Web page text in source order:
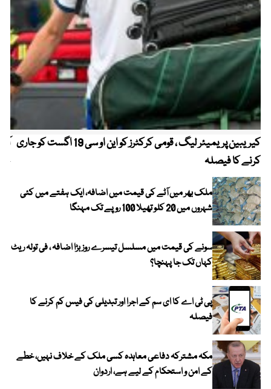
کیریبین پریمیئر لیگ ، قومی کرکٹرز کو این او سی 19 اگست کو جاری
کرنے کا فیصلہ
ملک بھر میں آٹے کی قیمت میں اضافہ، ایک ہفتے میں کئی
شہروں میں 20 کلو تھیلا 100 روپے تک مہنگا
سونے کی قیمت میں مسلسل تیسرے روز بڑا اضافہ ، فی تولہ ریٹ
کہاں تک جا پہنچا؟
پی ٹی اے کا ای سم کے اجرا اور تبدیلی کی فیس کم کرنے کا
فیصلہ
مکہ مشترکہ دفاعی معاہدہ کسی ملک کے خلاف نہیں، خطے
کے امن و استحکام کے لیے ہے، اردوان